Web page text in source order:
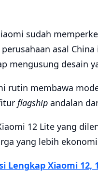
sudah
asal
mengusung desain
rutin membawa
flagshipandalan
12 Lite yang
yang lebih
Lengkap Xiaomi 12,